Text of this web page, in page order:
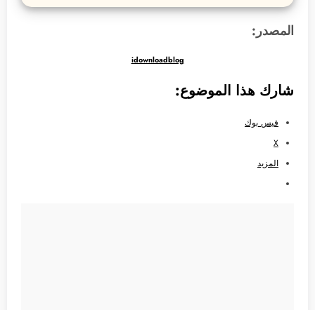
المصدر:
idownloadblog
شارك هذا الموضوع:
فيس بوك
X
المزيد